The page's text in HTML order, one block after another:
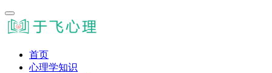
首页
心理学知识